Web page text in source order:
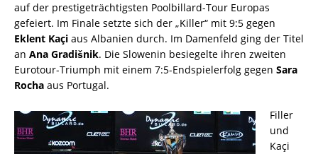
auf der prestigeträchtigsten Poolbillard-Tour Europas
gefeiert. Im Finale setzte sich der „Killer“ mit 9:5 gegen
Eklent Kaçi aus Albanien durch. Im Damenfeld ging der Titel
an Ana Gradišnik. Die Slowenin besiegelte ihren zweiten
Eurotour-Triumph mit einem 7:5-Endspielerfolg gegen Sara
Rocha aus Portugal.
Filler
und
Kaçi